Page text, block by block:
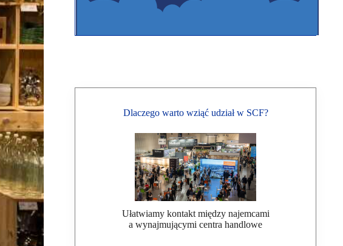
Dlaczego warto wziąć udział w SCF?
Ułatwiamy kontakt między najemcami
a wynajmującymi centra handlowe